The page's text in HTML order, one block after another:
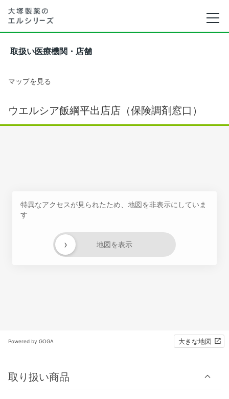
取扱い医療機関・店舗
マップを見る
ウエルシア飯綱平出店店（保険調剤窓口）
特異なアクセスが見られたため、地図を非表示にしていま
す
地図を表示
›
Powered by GOGA 大きな地図
取り扱い商品